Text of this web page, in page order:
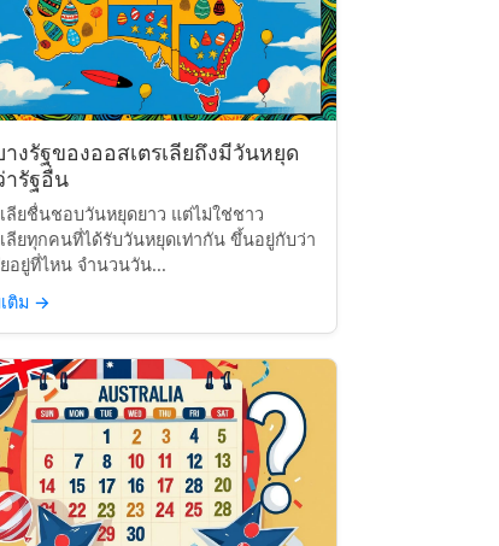
งรัฐของออสเตรเลียถึงมีวันหยุด
รัฐอื่น
ลียชื่นชอบวันหยุดยาว แต่ไม่ใช่ชาว
ลียทุกคนที่ได้รับวันหยุดเท่ากัน ขึ้นอยู่กับว่า
อยู่ที่ไหน จำนวนวัน...
ติม →